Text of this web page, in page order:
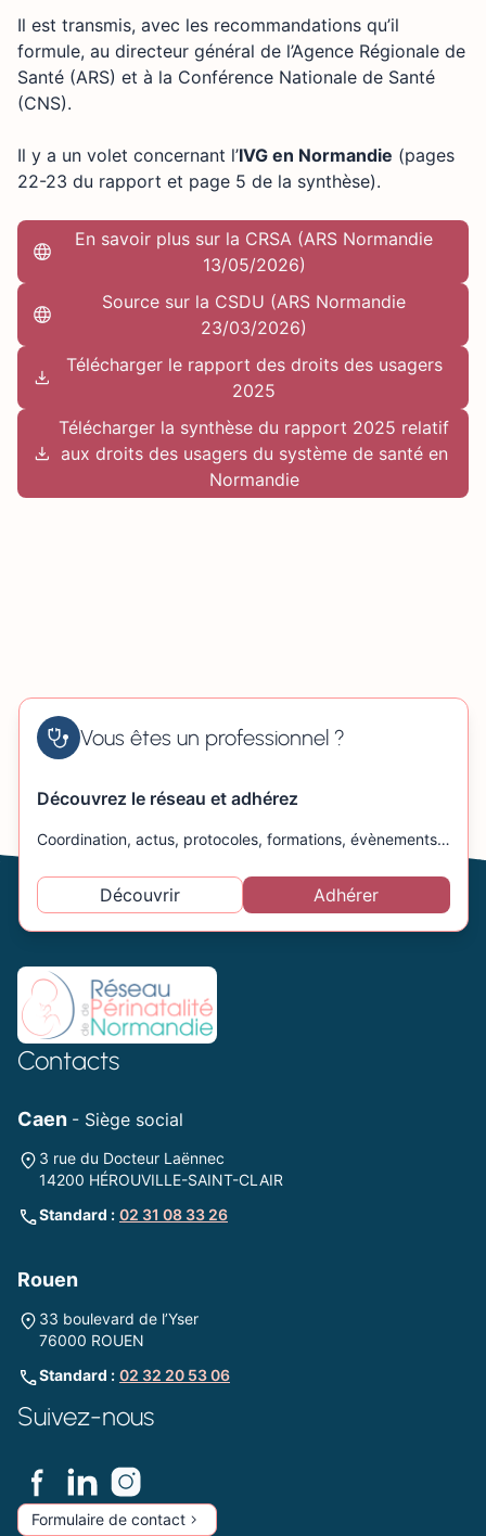
Il est transmis, avec les recommandations qu’il
formule, au directeur général de l’Agence Régionale de
Santé (ARS) et à la Conférence Nationale de Santé
(CNS).
Il y a un volet concernant l’IVG en Normandie (pages
22-23 du rapport et page 5 de la synthèse).
En savoir plus sur la CRSA (ARS Normandie
13/05/2026)
Source sur la CSDU (ARS Normandie
23/03/2026)
Télécharger le rapport des droits des usagers
2025
Télécharger la synthèse du rapport 2025 relatif
aux droits des usagers du système de santé en
Normandie
Vous êtes un professionnel ?
Découvrez le réseau et adhérez
Coordination, actus, protocoles, formations, évènements…
Découvrir Adhérer
Contacts
Caen - Siège social
3 rue du Docteur Laënnec
14200 HÉROUVILLE-SAINT-CLAIR
Standard : 02 31 08 33 26
Rouen
33 boulevard de l’Yser
76000 ROUEN
Standard : 02 32 20 53 06
Suivez-nous
Formulaire de contact